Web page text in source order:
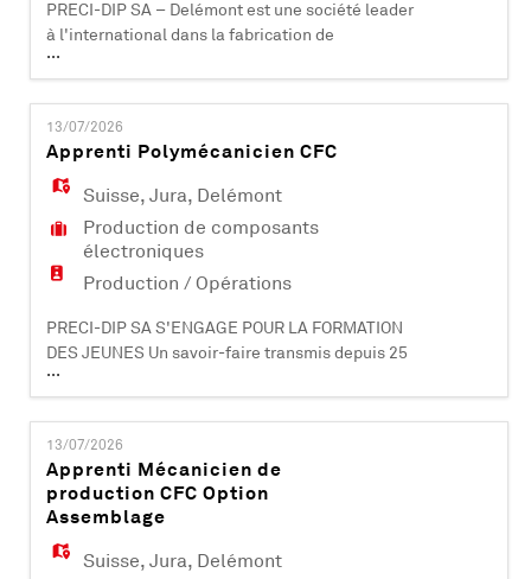
PRECI-DIP SA – Delémont est une société leader
à l'international dans la fabrication de
composants électroniques (contacts et
connecteurs). Certifiée ISO 9001, ISO 14001, EN
9100 et IATF 16949, elle compte plus de 500
collaborateurs et est active dans les domaines
industriels, aéronautiques, automobiles,
médicaux et informatiques. PRECI-DIP SA dév
...
13/07/2026
Apprenti Polymécanicien CFC
Suisse,Jura, Delémont
Production de composants
électroniques
Production / Opérations
PRECI-DIP SA S'ENGAGE POUR LA FORMATION
DES JEUNES Un savoir-faire transmis depuis 25
ans dans la formation d'apprentis PRECI-DIP
SA – Delémont est une société leader à
l'international dans la fabrication de
composants électroniques (contacts et
connecteurs). Certifiée ISO 9001, ISO 14001, EN
9100 et IATF 16949, elle compte plus de 470
collabo
...
13/07/2026
Apprenti Mécanicien de
production CFC Option
Assemblage
Suisse,Jura, Delémont